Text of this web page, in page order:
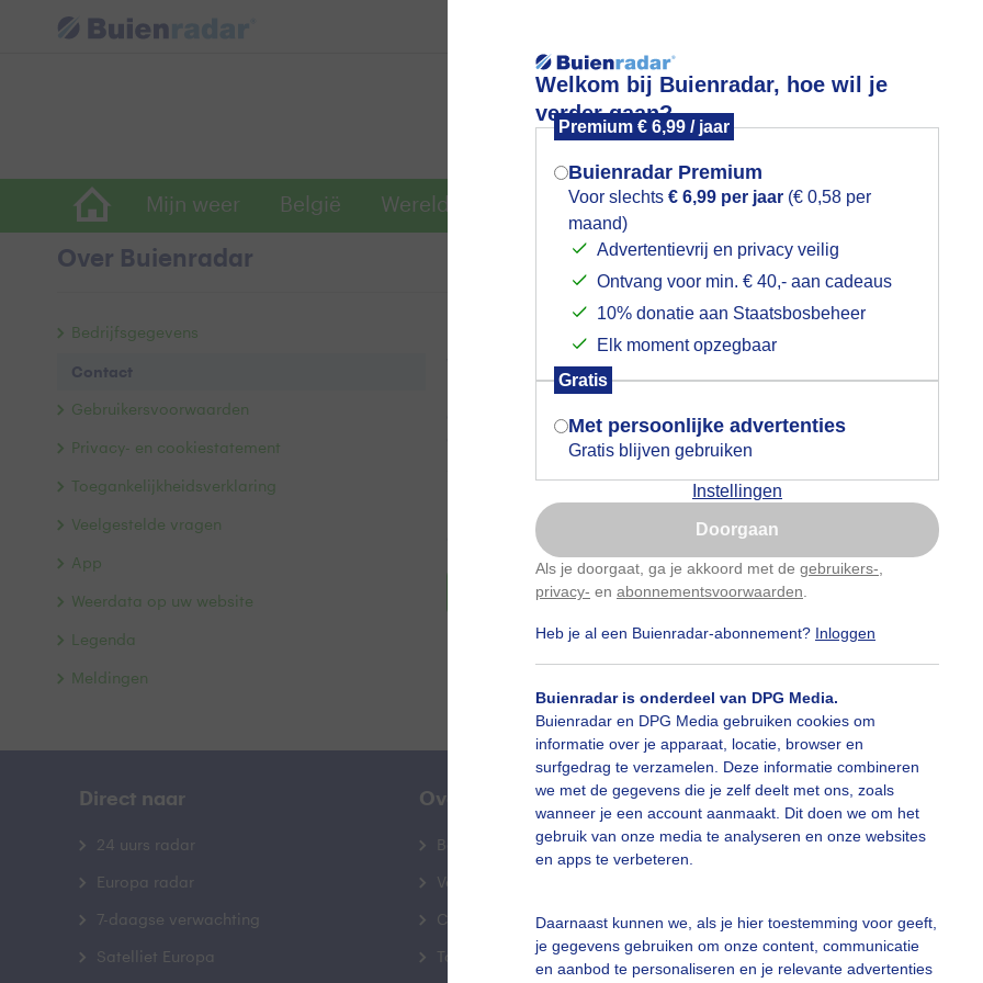
Welkom bij Buienradar, hoe wil je
verder gaan?
Premium € 6,99 / jaar
Buienradar Premium
Voor slechts € 6,99 per jaar (€ 0,58 per
maand)
Advertentievrij en privacy veilig
Ontvang voor min. € 40,- aan cadeaus
10% donatie aan Staatsbosbeheer
Elk moment opzegbaar
Gratis
Met persoonlijke advertenties
Gratis blijven gebruiken
Instellingen
Doorgaan
Als je doorgaat, ga je akkoord met de gebruikers-
privacy- en abonnementsvoorwaarden
Heb je al een Buienradar-abonnement? Inloggen
Buienradar is onderdeel van DPG Media.
Buienradar en DPG Media gebruiken cookies om
informatie over je apparaat, locatie, browser en
surfgedrag te verzamelen. Deze informatie combineren
we met de gegevens die je zelf deelt met ons, zoals
wanneer je een account aanmaakt. Dit doen we om het
gebruik van onze media te analyseren en onze websites
en apps te verbeteren.
Daarnaast kunnen we, als je hier toestemming voor geeft,
je gegevens gebruiken om onze content, communicatie
en aanbod te personaliseren en je relevante advertenties
Mijn weer België Wereldwijd Weerzine
Over Buienradar
We helpen je graag
Heb je een vraag of opmerking over onze website of apps? Staat je
opmerking niet in de
Veelgestelde vragen ? Maak dan gebruik van
contactformulier.We helpen je graag verder.
Het contactformulier kan niet worden geladen. Wijzig
de cookie-
door de cookie(s) in "Advertenties en gedrag" te accepteren.
Neem contact op
Bedrijfsgegevens
Contact
Gebruikersvoorwaarden
Privacy- en cookiestatement
Toegankelijkheidsverklaring
Veelgestelde vragen
App
Weerdata op uw website
Legenda
Meldingen
Direct naar
24 uurs radar
Europa radar
7-daagse verwachting
Satelliet Europa
Over Buienradar
Bedrijfsgegevens
Veelgestelde vragen
Contact
Toegankelijkheid
Mijn weer
Brussel
Mogen we je locatie gebruiken voor
het weer?
Indien je hier nog geen akkoord op hebt
gegeven, verschijnt er zo een pop-up uit
je browser waarin deze toestemming
gevraagd wordt.
Is goed, toon de popup
Nu niet, misschien later
Gebruik je Safari en wil je niet elke dag deze pop-up
Klikhierom dit aan te passen